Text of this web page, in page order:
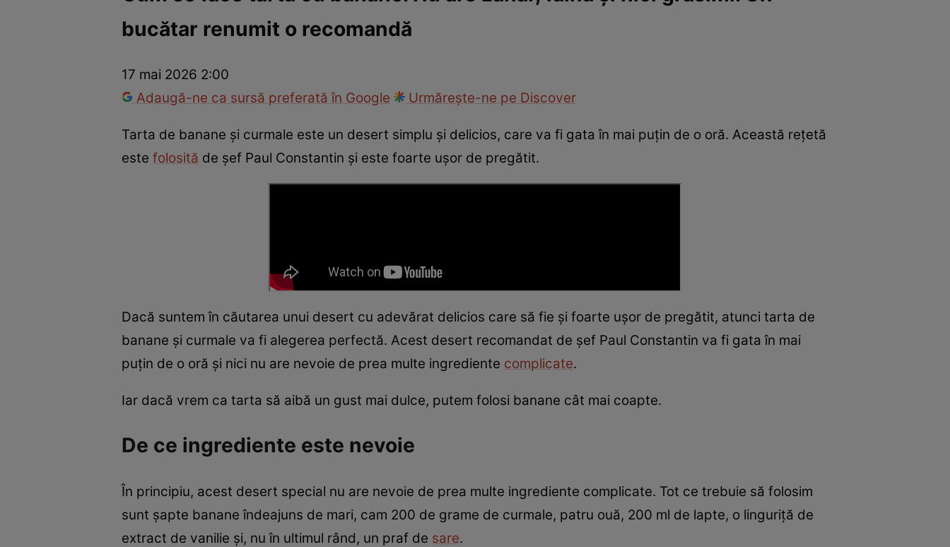
Dragoste și Sex EvenimenteHoroscopRețete culinare
bucătar renumit o recomandă
17 mai 2026 2:00
Adaugă-ne ca sursă preferată în Google
Urmărește-ne pe Discover
Tarta de banane și curmale este un desert simplu și delicios, care va fi gata în mai puțin de o oră. Această rețetă
este folosită de șef Paul Constantin și este foarte ușor de pregătit.
Dacă suntem în căutarea unui desert cu adevărat delicios care să fie și foarte ușor de pregătit, atunci tarta de
banane și curmale va fi alegerea perfectă. Acest desert recomandat de șef Paul Constantin va fi gata în mai
puțin de o oră și nici nu are nevoie de prea multe ingrediente complicate.
Iar dacă vrem ca tarta să aibă un gust mai dulce, putem folosi banane cât mai coapte.
De ce ingrediente este nevoie
În principiu, acest desert special nu are nevoie de prea multe ingrediente complicate. Tot ce trebuie să folosim
sunt șapte banane îndeajuns de mari, cam 200 de grame de curmale, patru ouă, 200 ml de lapte, o linguriță de
extract de vanilie și, nu în ultimul rând, un praf de sare.